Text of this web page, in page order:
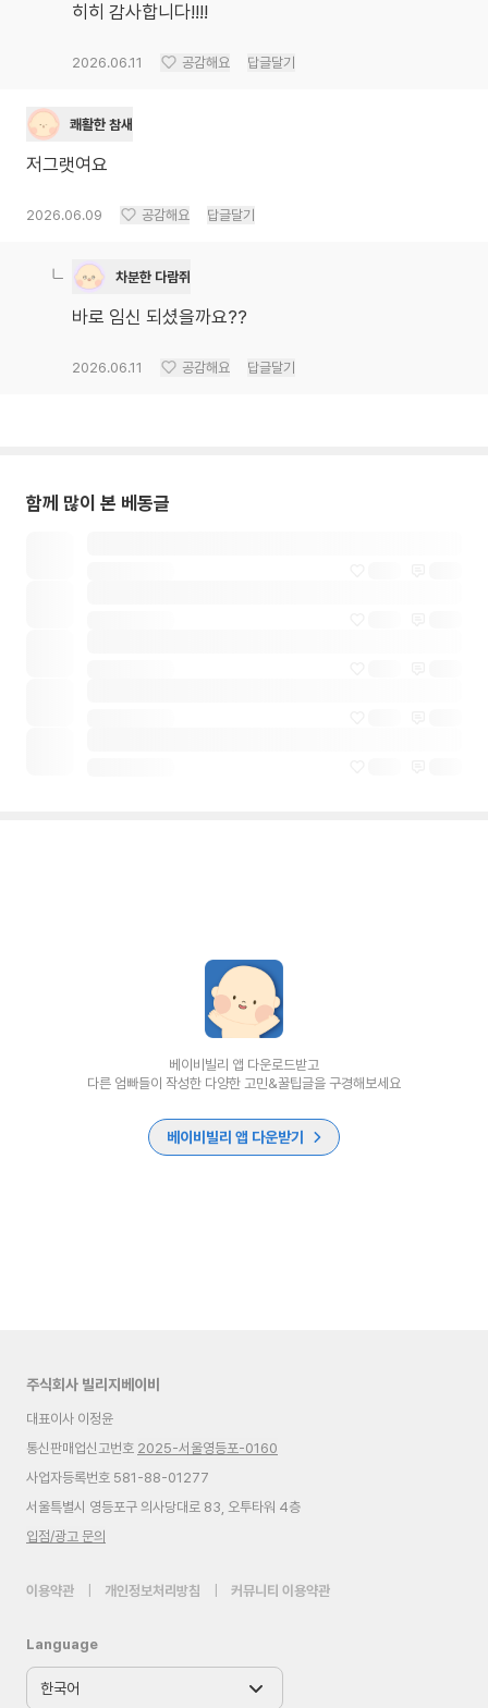
히히 감사합니다!!!!
2026.06.11 공감해요 답글달기
쾌활한 참새
저그랫여요
2026.06.09 공감해요 답글달기
차분한 다람쥐
바로 임신 되셨을까요??
2026.06.11 공감해요 답글달기
함께 많이 본 베동글
베이비빌리 앱 다운로드받고
다른 엄빠들이 작성한 다양한 고민&꿀팁글을 구경해보세요
베이비빌리 앱 다운받기
주식회사 빌리지베이비
대표이사 이정윤
통신판매업신고번호 2025-서울영등포-0160
사업자등록번호 581-88-01277
서울특별시 영등포구 의사당대로 83, 오투타워 4층
입점/광고 문의
이용약관 개인정보처리방침 커뮤니티 이용약관
Language